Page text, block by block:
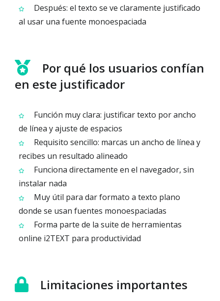
Después: el texto se ve claramente justificado
al usar una fuente monoespaciada
Por qué los usuarios confían
en este justificador
Función muy clara: justificar texto por ancho
de línea y ajuste de espacios
Requisito sencillo: marcas un ancho de línea y
recibes un resultado alineado
Funciona directamente en el navegador, sin
instalar nada
Muy útil para dar formato a texto plano
donde se usan fuentes monoespaciadas
Forma parte de la suite de herramientas
online i2TEXT para productividad
Limitaciones importantes